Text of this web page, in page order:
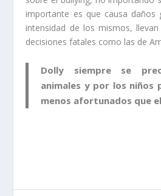
importante es que causa daños
intensidad de los mismos,
decisiones fatales como las de
Dolly siempre se
animales y por los niños
menos afortunados que